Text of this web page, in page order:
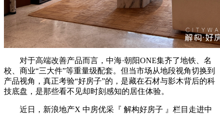
对于高端改善产品而言，中海·朝阳ONE集齐了地铁、名
校、商业“三大件”等重量级配套。但当市场从地段视角切换到
产品视角，真正考验“好房子”的，是藏在石材与影木背后的科
技底盘，是那些看不见却时刻感知的居住体验。
近日，新浪地产X 中房优采『 解构好房子 』栏目走进中